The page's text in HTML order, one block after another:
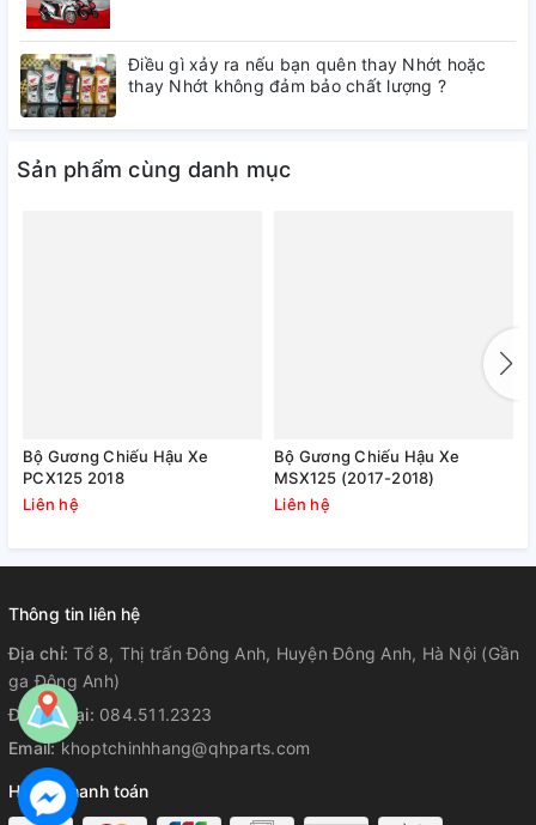
Điều gì xảy ra nếu bạn quên thay Nhớt hoặc
thay Nhớt không đảm bảo chất lượng ?
Sản phẩm cùng danh mục
Bộ Gương Chiếu Hậu Xe
PCX125 2018
Liên hệ
Bộ Gương Chiếu Hậu Xe
MSX125 (2017-2018)
Liên hệ
Thông tin liên hệ
Địa chỉ:Tổ 8, Thị trấn Đông Anh, Huyện Đông Anh, Hà Nội (Gần
ga Đông Anh)
Điện thoại: 084.511.2323
Email:khoptchinhhang@qhparts.com
Hỗ trợ thanh toán